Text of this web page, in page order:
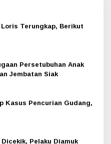
Terungkap, Berikut
Persetubuhan Anak
Jembatan Siak
Kasus Pencurian Gudang,
Pelaku Diamuk